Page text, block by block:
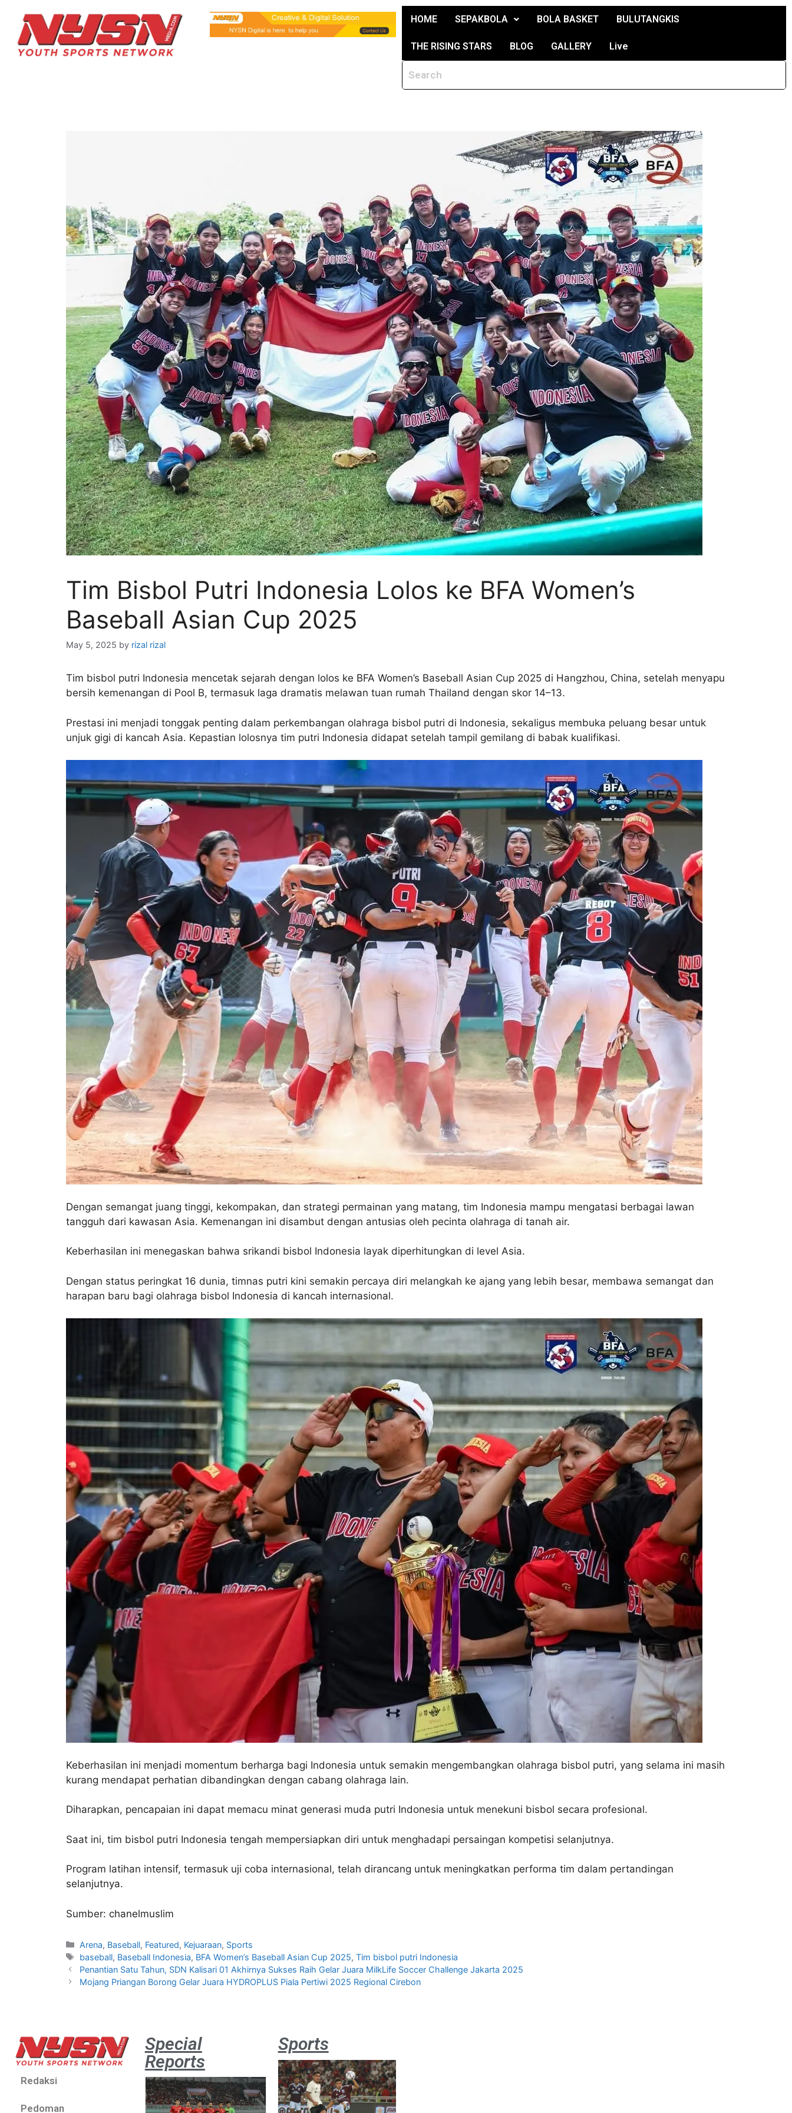
HOME SEPAKBOLA BOLA BASKET BULUTANGKIS
THE RISING STARS BLOG GALLERY Live
Tim Bisbol Putri Indonesia Lolos ke BFA Women’s
Baseball Asian Cup 2025
May 5, 2025 by rizal rizal
Tim bisbol putri Indonesia mencetak sejarah dengan lolos ke BFA Women’s Baseball Asian Cup 2025 di Hangzhou, China, setelah menyapu
bersih kemenangan di Pool B, termasuk laga dramatis melawan tuan rumah Thailand dengan skor 14–13.
Prestasi ini menjadi tonggak penting dalam perkembangan olahraga bisbol putri di Indonesia, sekaligus membuka peluang besar untuk
unjuk gigi di kancah Asia. Kepastian lolosnya tim putri Indonesia didapat setelah tampil gemilang di babak kualifikasi.
Dengan semangat juang tinggi, kekompakan, dan strategi permainan yang matang, tim Indonesia mampu mengatasi berbagai lawan
tangguh dari kawasan Asia. Kemenangan ini disambut dengan antusias oleh pecinta olahraga di tanah air.
Keberhasilan ini menegaskan bahwa srikandi bisbol Indonesia layak diperhitungkan di level Asia.
Dengan status peringkat 16 dunia, timnas putri kini semakin percaya diri melangkah ke ajang yang lebih besar, membawa semangat dan
harapan baru bagi olahraga bisbol Indonesia di kancah internasional.
Keberhasilan ini menjadi momentum berharga bagi Indonesia untuk semakin mengembangkan olahraga bisbol putri, yang selama ini masih
kurang mendapat perhatian dibandingkan dengan cabang olahraga lain.
Diharapkan, pencapaian ini dapat memacu minat generasi muda putri Indonesia untuk menekuni bisbol secara profesional.
Saat ini, tim bisbol putri Indonesia tengah mempersiapkan diri untuk menghadapi persaingan kompetisi selanjutnya.
Program latihan intensif, termasuk uji coba internasional, telah dirancang untuk meningkatkan performa tim dalam pertandingan
selanjutnya.
Sumber: chanelmuslim
Arena, Baseball, Featured, Kejuaraan, Sports
baseball, Baseball Indonesia, BFA Women’s Baseball Asian Cup 2025,Tim bisbol putri Indonesia
Penantian Satu Tahun, SDN Kalisari 01 Akhirnya Sukses Raih Gelar Juara MilkLife Soccer Challenge Jakarta 2025
Mojang Priangan Borong Gelar Juara HYDROPLUS Piala Pertiwi 2025 Regional Cirebon
Redaksi
Pedoman
Special
Reports
Sports